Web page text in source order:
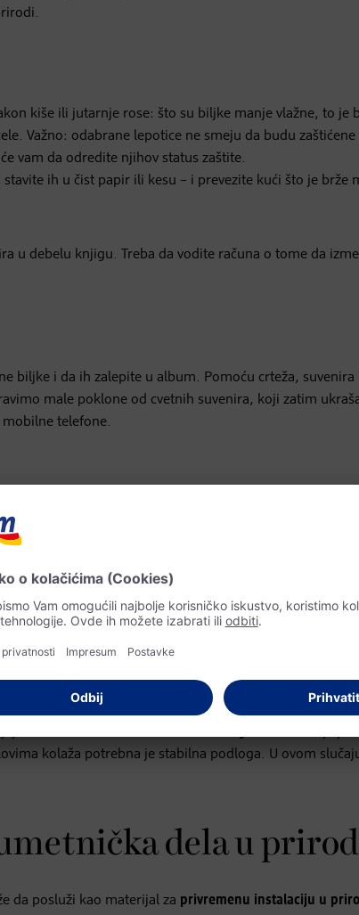
kiše ili jutarnje rose: što su biljke manje vlažne, to je
Važno: odabrane lepotice ne smeju da budu
vam da odredite njihov status zaštite.
ih u čist papir ili kesu – i prevezite kući što je brže
u debelu knjigu. Treba da vodite računa o tome da
biljke i da ih zalepite u album. Pomoću crteža,
male poklone od cvetnih suvenira, koji zatim
telefone.
na otvorenom u 3D
vekovima je fascinirala umetnike. Međutim, prirodno
koje ćemo kao elemente da ugradimo u kolaž
ili drugi predmeti koje nađemo mogu lako da se
kompoziciju boja. Ili to možete da učinite obrnutim
na ovaj način nastaju veoma atraktivni reljefni
– kao što su
kolaža potrebna je stabilna podloga. U ovom
dela u
da posluži kao materijal za privremenu instalaciju u